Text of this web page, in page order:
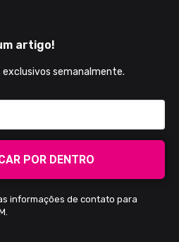
artigo!
semanalmente.
POR DENTRO
informações de contato para